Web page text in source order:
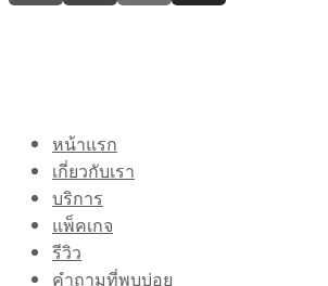
หน้าแรก
เกี่ยวกับเรา
บริการ
แพ็คเกจ
รีวิว
คำถามที่พบบ่อย